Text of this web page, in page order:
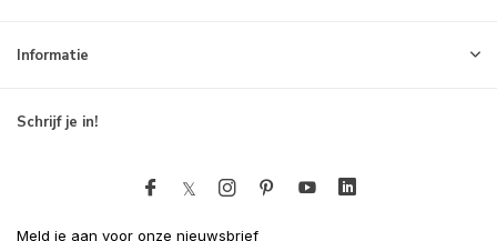
Informatie
Schrijf je in!
Meld je aan voor onze nieuwsbrief